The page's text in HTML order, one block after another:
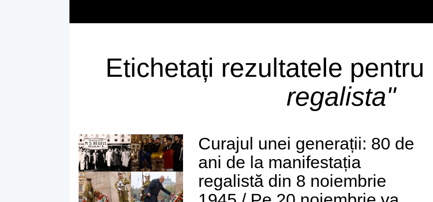
Etichetați rezultatele pentru
regalista"
Curajul unei generații: 80 de
ani de la manifestația
regalistă din 8 noiembrie